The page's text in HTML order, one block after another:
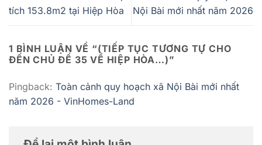
tích 153.8m2 tại Hiệp Hòa
Nội Bài mới nhất năm 2026
1 BÌNH LUẬN VỀ “(TIẾP TỤC TƯƠNG TỰ CHO
ĐẾN CHỦ ĐỀ 35 VỀ HIỆP HÒA…)”
Pingback: Toàn cảnh quy hoạch xã Nội Bài mới nhất
năm 2026 - VinHomes-Land